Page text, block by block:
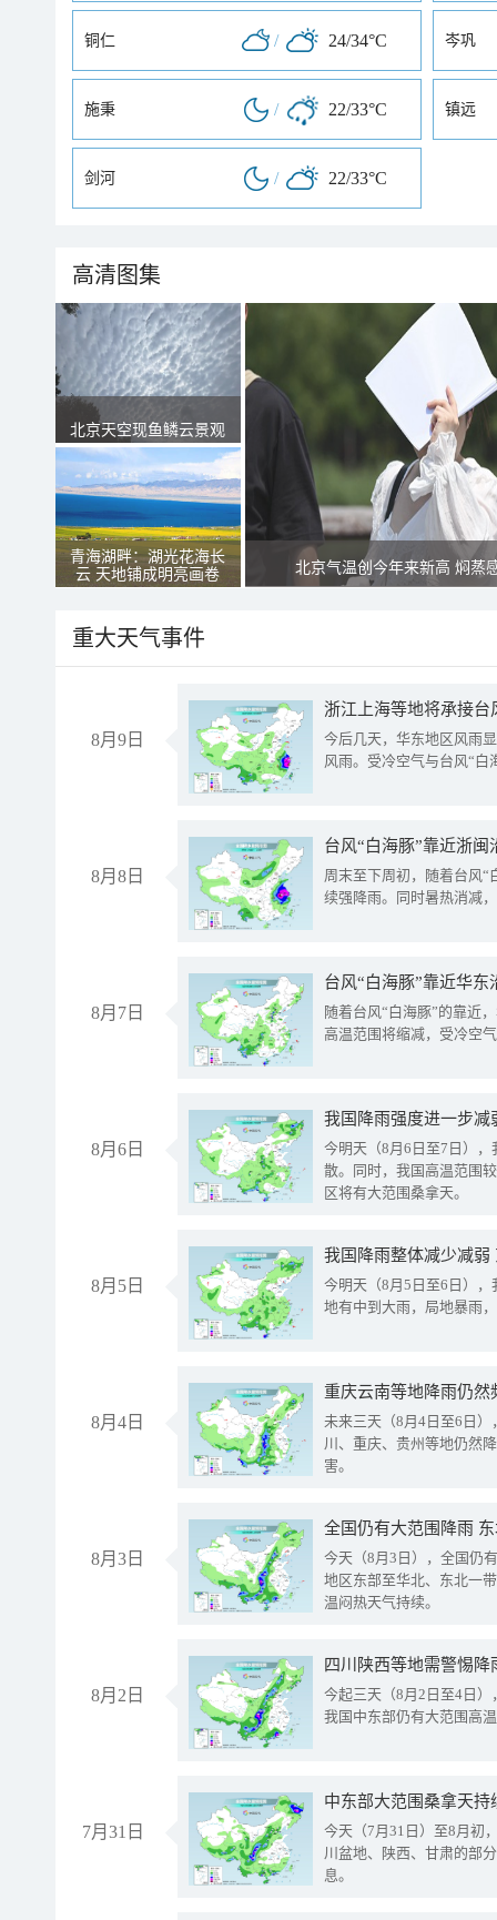
铜仁 / 24/34°C 岑巩
施秉 / 22/33°C 镇远
剑河 / 22/33°C
高清图集
北京天空现鱼鳞云景观
青海湖畔：湖光花海长
云 天地铺成明亮画卷
北京气温创今年来新高 焖蒸
重大天气事件
8月9日
浙江上海等地将承接台
今后几天，华东地区风雨
风雨。受冷空气与台风“白
8月8日
台风“白海豚”靠近浙
周末至下周初，随着台风“
续强降雨。同时暑热消减
8月7日
台风“白海豚”靠近华
随着台风“白海豚”的靠近
高温范围将缩减，受冷空
8月6日
今明天（8月6日至7日）
散。同时，我国高温范围
区将有大范围桑拿天。
8月5日
我国降雨整体减少减弱
今明天（8月5日至6日）
地有中到大雨，局地暴雨
8月4日
重庆云南等地降雨仍然
未来三天（8月4日至6日
川、重庆、贵州等地仍然
害。
8月3日
全国仍有大范围降雨
今天（8月3日），全国仍
地区东部至华北、东北一
温闷热天气持续。
8月2日
今起三天（8月2日至4日
我国中东部仍有大范围高
7月31日
中东部大范围桑拿天
今天（7月31日）至8月初
川盆地、陕西、甘肃的部
息。